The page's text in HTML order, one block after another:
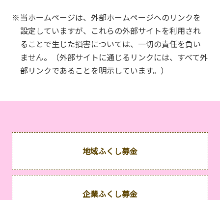
当ホームページは、外部ホームページへのリンクを
設定していますが、これらの外部サイトを利用され
ることで生じた損害については、一切の責任を負い
ません。（外部サイトに通じるリンクには、すべて外
部リンクであることを明示しています。）
地域ふくし募金
企業ふくし募金